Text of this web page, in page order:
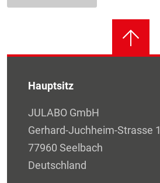
Hauptsitz
JULABO GmbH
Gerhard-Juchheim-Strasse 1
77960 Seelbach
Deutschland